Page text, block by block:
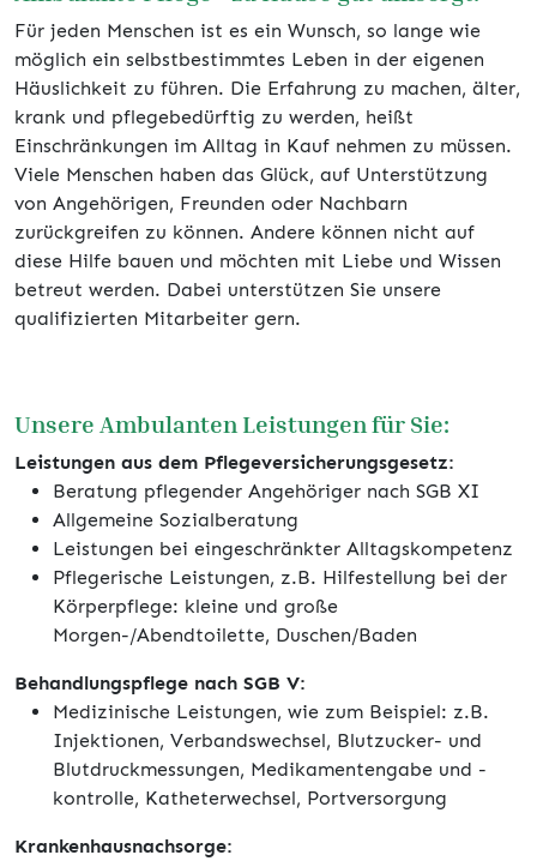
Für jeden Menschen ist es ein Wunsch, so lange wie
möglich ein selbstbestimmtes Leben in der eigenen
Häuslichkeit zu führen. Die Erfahrung zu machen, älter,
krank und pflegebedürftig zu werden, heißt
Einschränkungen im Alltag in Kauf nehmen zu müssen.
Viele Menschen haben das Glück, auf Unterstützung
von Angehörigen, Freunden oder Nachbarn
zurückgreifen zu können. Andere können nicht auf
diese Hilfe bauen und möchten mit Liebe und Wissen
betreut werden. Dabei unterstützen Sie unsere
qualifizierten Mitarbeiter gern.
Unsere Ambulanten Leistungen für Sie:
Leistungen aus dem Pflegeversicherungsgesetz:
Beratung pflegender Angehöriger nach SGB XI
Allgemeine Sozialberatung
Leistungen bei eingeschränkter Alltagskompetenz
Pflegerische Leistungen, z.B. Hilfestellung bei der
Körperpflege: kleine und große
Morgen-/Abendtoilette, Duschen/Baden
Behandlungspflege nach SGB V:
Medizinische Leistungen, wie zum Beispiel: z.B.
Injektionen, Verbandswechsel, Blutzucker- und
Blutdruckmessungen, Medikamentengabe und -
kontrolle, Katheterwechsel, Portversorgung
Krankenhausnachsorge: